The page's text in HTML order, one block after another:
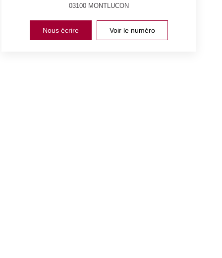
03100 MONTLUCON
Nous écrire Voir le numéro